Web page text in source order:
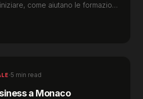
come aiutano le formazioni
·5 min read
a Monaco